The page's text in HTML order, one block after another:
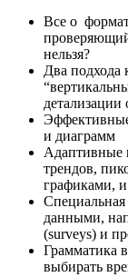
Все о
нельзя?
Два подхода
детализации
и диаграмм
Адаптивные
трендов,
графиками, и
данными,
(surveys) и
Грамматика
выбирать